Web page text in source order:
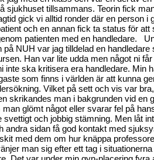
sjukhuset tillsammans. Teorin fick
gick vi alltid ronder där en person i
och en annan fick ta status för att
patienten med en handledare.
på NUH var jag tilldelad en handledare
Han var lite udda men något ni
inte ska kritisera era handledare. Min
som finns i världen är att kunna
Vilket på sett och vis var
skrikandes man i bakgrunden vid en
glömt något eller svarar fel på
svettigt och jobbig stämning. Men låt
andra sidan få god kontakt med
med dem om hur knäppa
man sig efter ett tag i